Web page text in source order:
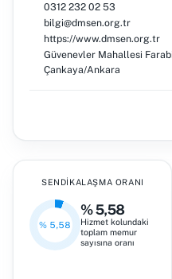
0312 232 02 53
bilgi@dmsen.org.tr
https://www.dmsen.org.tr
Güvenevler Mahallesi
Çankaya/Ankara
SENDIKALAŞMA ORANI
% 5,58
% 5,58
Hizmet kolundaki
toplam memur
sayısına oranı